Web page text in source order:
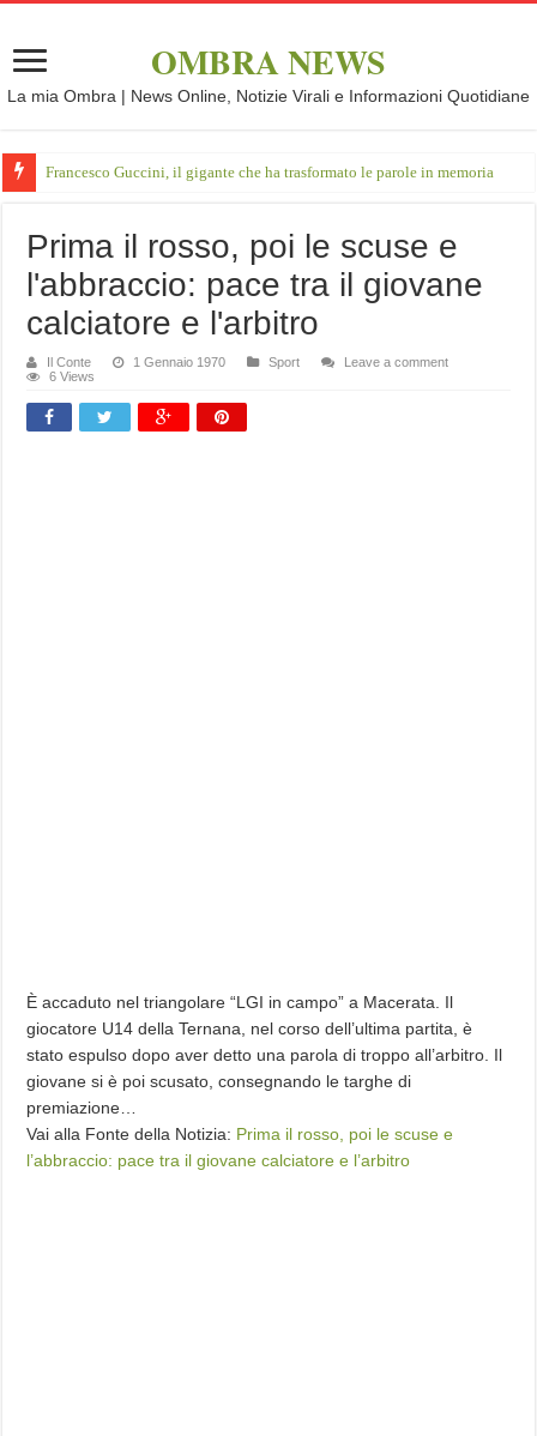
OMBRA NEWS
La mia Ombra | News Online, Notizie Virali e Informazioni Quotidiane
Francesco Guccini, il gigante che ha trasformato le parole in memoria
Prima il rosso, poi le scuse e
l'abbraccio: pace tra il giovane
calciatore e l'arbitro
Il Conte 1 Gennaio 1970 Sport
Leave a comment
6 Views
È accaduto nel triangolare “LGI in campo” a Macerata. Il
giocatore U14 della Ternana, nel corso dell’ultima partita, è
stato espulso dopo aver detto una parola di troppo all’arbitro. Il
giovane si è poi scusato, consegnando le targhe di
premiazione…
Vai alla Fonte della Notizia: Prima il rosso, poi le scuse e
l’abbraccio: pace tra il giovane calciatore e l’arbitro